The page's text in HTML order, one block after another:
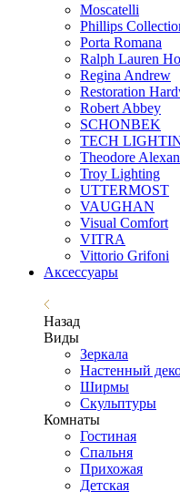
Moscatelli
Phillips
Porta Romana
Ralph Lauren
Regina Andrew
Restoration
Robert Abbey
SCHONBEK
TECH
Theodore
Troy Lighting
UTTERMOST
VAUGHAN
Visual Comfort
VITRA
Vittorio Grifoni
Аксессуары
Назад
Виды
Зеркала
Настенный
Ширмы
Скульптуры
Комнаты
Гостиная
Спальня
Прихожая
Детская